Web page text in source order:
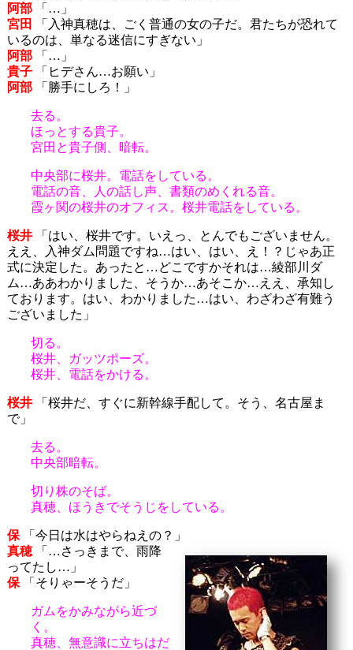
阿部「…」
宮田
「入神真穂は、ごく普通の女の子だ。君たちが恐れて
いるのは、単なる迷信にすぎない」
阿部「…」
貴子「ヒデさん…お願い」
阿部「勝手にしろ！」
去る。
ほっとする貴子。
宮田と貴子側、暗転。
中央部に桜井。電話をしている。
電話の音、人の話し声、書類のめくれる音。
霞ヶ関の桜井のオフィス。桜井電話をしている。
桜井「はい、桜井です。いえっ、とんでもございません。
ええ、入神ダム問題ですね…はい、はい、え！？じゃあ正
式に決定した。あったと…どこですかそれは…綾部川ダ
ム…ああわかりました、そうか…あそこか…ええ、承知し
ております。はい、わかりました…はい、わざわざ有難う
ございました」
切る。
桜井、ガッツポーズ。
桜井、電話をかける。
桜井「桜井だ、すぐに新幹線手配して。そう、名古屋ま
で」
去る。
中央部暗転。
切り株のそば。
真穂、ほうきでそうじをしている。
保「今日は水はやらねえの？」
真穂「…さっきまで、雨降
ってたし…」
保「そりゃーそうだ」
ガムをかみながら近づ
く。
真穂、無意識に立ちはだ